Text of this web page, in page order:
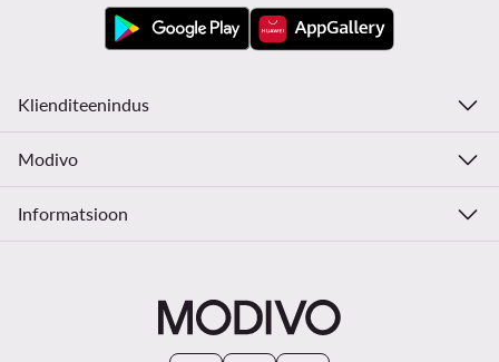
Klienditeenindus
Modivo
Informatsioon